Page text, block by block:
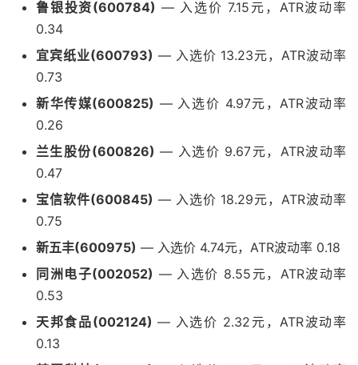
鲁银投资(600784) — 入选价 7.15元，ATR波动率
0.34
宜宾纸业(600793) — 入选价 13.23元，ATR波动率
0.73
新华传媒(600825) — 入选价 4.97元，ATR波动率
0.26
兰生股份(600826) — 入选价 9.67元，ATR波动率
0.47
宝信软件(600845) — 入选价 18.29元，ATR波动率
0.75
新五丰(600975) — 入选价 4.74元，ATR波动率 0.18
同洲电子(002052) — 入选价 8.55元，ATR波动率
0.53
天邦食品(002124) — 入选价 2.32元，ATR波动率
0.13